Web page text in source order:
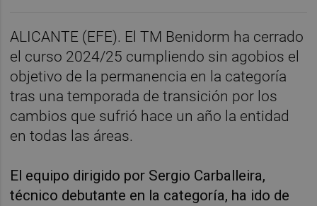
ALICANTE (EFE). El TM Benidorm ha cerrado
el curso 2024/25 cumpliendo sin agobios el
objetivo de la permanencia en la categoría
tras una temporada de transición por los
cambios que sufrió hace un año la entidad
en todas las áreas.
El equipo dirigido por Sergio Carballeira,
técnico debutante en la categoría, ha ido de